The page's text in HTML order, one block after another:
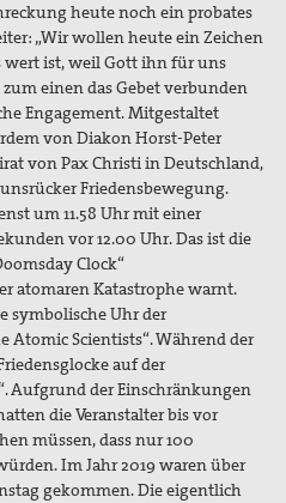
heute noch ein probates
„Wir wollen heute ein Zeichen
wert ist, weil Gott ihn für uns
einen das Gebet verbunden
Engagement. Mitgestaltet
von Diakon Horst-Peter
von Pax Christi in Deutschland,
Friedensbewegung.
um 11.58 Uhr mit einer
vor 12.00 Uhr. Das ist die
Clock“
atomaren Katastrophe warnt.
symbolische Uhr der
Atomic Scientists“. Während der
auf der
Aufgrund der Einschränkungen
die Veranstalter bis vor
müssen, dass nur 100
Im Jahr 2019 waren über
gekommen. Die eigentlich